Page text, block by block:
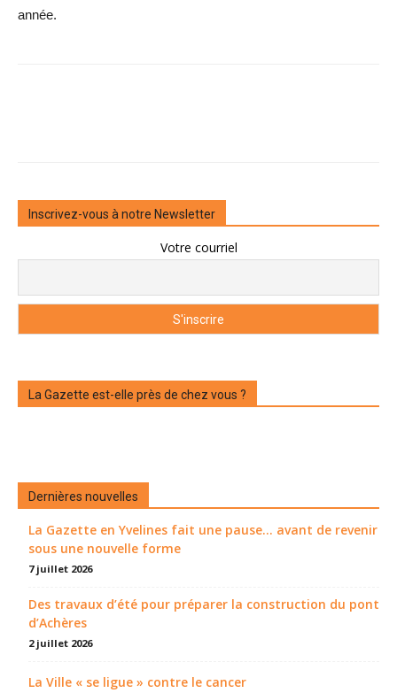
année.
Inscrivez-vous à notre Newsletter
Votre courriel
La Gazette est-elle près de chez vous ?
Dernières nouvelles
La Gazette en Yvelines fait une pause... avant de revenir
sous une nouvelle forme
7 juillet 2026
Des travaux d’été pour préparer la construction du pont
d’Achères
2 juillet 2026
La Ville « se ligue » contre le cancer